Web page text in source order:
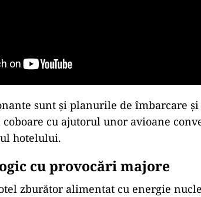
sunt și planurile de îmbarcare și
coboare cu ajutorul unor avioane
hotelului.
cu provocări majore
zburător alimentat cu energie